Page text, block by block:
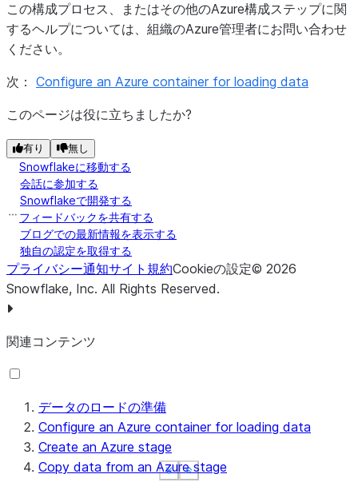
Show less
See more
Show less
See more
Show less
See more
この構成プロセス、またはその他のAzure構成ステップに関
するヘルプについては、組織のAzure管理者にお問い合わせ
ください。
次： Configure an Azure container for loading data
このページは役に立ちましたか?
有り 無し
Snowflakeに移動する
会話に参加する
Snowflakeで開発する
フィードバックを共有する
ブログでの最新情報を表示する
独自の認定を取得する
プライバシー通知サイト規約Cookieの設定© 2026
Snowflake, Inc. All Rights Reserved.
関連コンテンツ
データのロードの準備
Configure an Azure container for loading data
Create an Azure stage
Copy data from an Azure stage